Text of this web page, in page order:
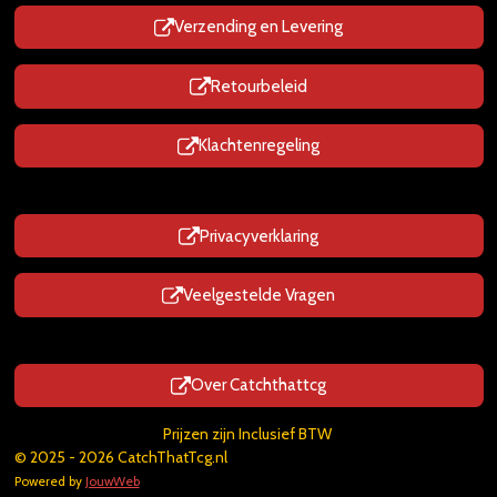
Verzending en Levering
Retourbeleid
Klachtenregeling
Privacyverklaring
Veelgestelde Vragen
Over Catchthattcg
Prijzen zijn Inclusief BTW
© 2025 - 2026 CatchThatTcg.nl
Powered by JouwWeb